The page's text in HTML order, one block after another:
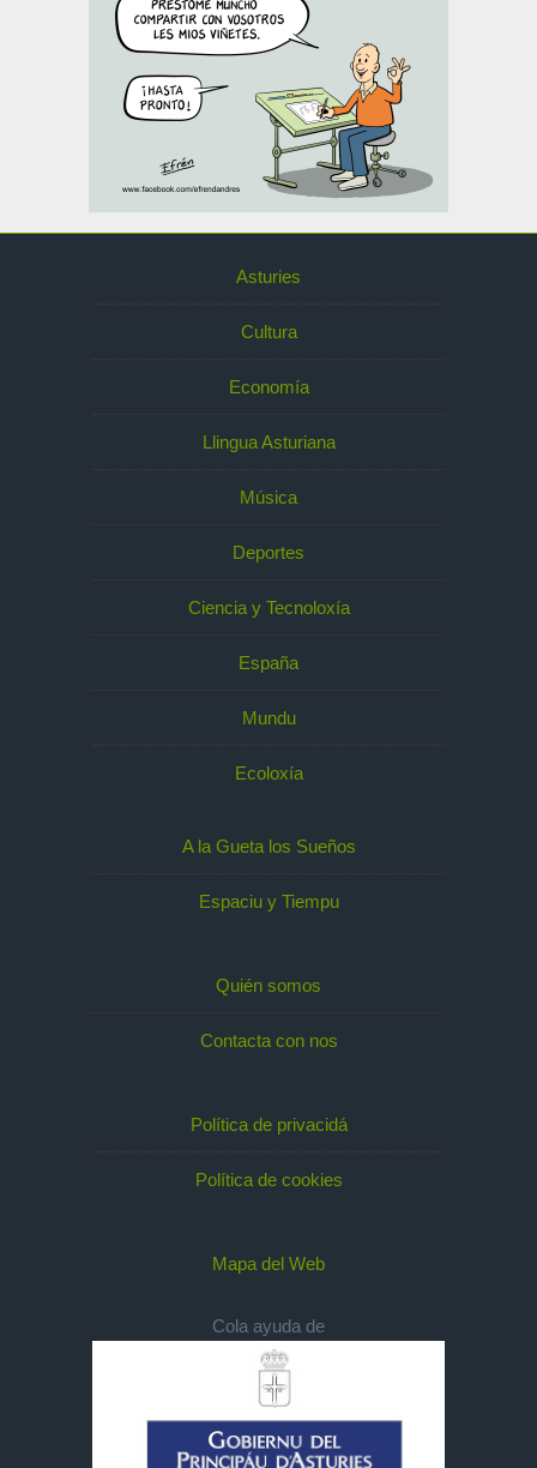
Asturies
Cultura
Economía
Llingua Asturiana
Música
Deportes
Ciencia y Tecnoloxía
España
Mundu
Ecoloxía
A la Gueta los Sueños
Espaciu y Tiempu
Quién somos
Contacta con nos
Política de privacidá
Política de cookies
Mapa del Web
Cola ayuda de